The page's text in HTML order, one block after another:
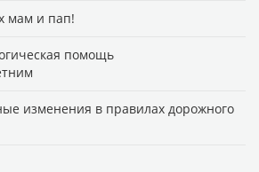
мам и пап!
помощь
изменения в правилах дорожного